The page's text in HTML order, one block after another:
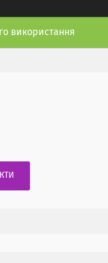
використання